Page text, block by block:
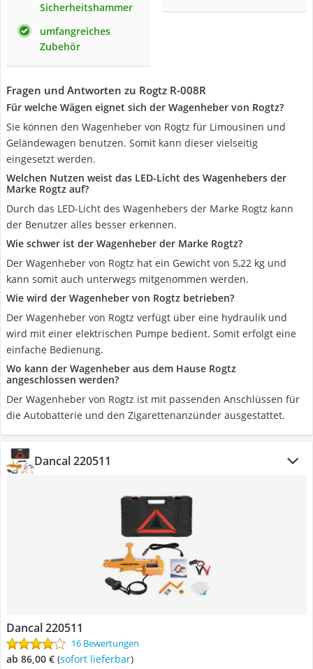
Sicherheitshammer
umfangreiches
Zubehör
Fragen und Antworten zu Rogtz ‎R-008R
Für welche Wägen eignet sich der Wagenheber von Rogtz?
Sie können den Wagenheber von Rogtz für Limousinen und
Geländewagen benutzen. Somit kann dieser vielseitig
eingesetzt werden.
Welchen Nutzen weist das LED-Licht des Wagenhebers der
Marke Rogtz auf?
Durch das LED-Licht des Wagenhebers der Marke Rogtz kann
der Benutzer alles besser erkennen.
Wie schwer ist der Wagenheber der Marke Rogtz?
Der Wagenheber von Rogtz hat ein Gewicht von 5,22 kg und
kann somit auch unterwegs mitgenommen werden.
Wie wird der Wagenheber von Rogtz betrieben?
Der Wagenheber von Rogtz verfügt über eine hydraulik und
wird mit einer elektrischen Pumpe bedient. Somit erfolgt eine
einfache Bedienung.
Wo kann der Wagenheber aus dem Hause Rogtz
angeschlossen werden?
Der Wagenheber von Rogtz ist mit passenden Anschlüssen für
die Autobatterie und den Zigarettenanzünder ausgestattet.
Dancal 220511
Dancal 220511
16 Bewertungen
ab 86,00 € ( Sofort lieferbar)